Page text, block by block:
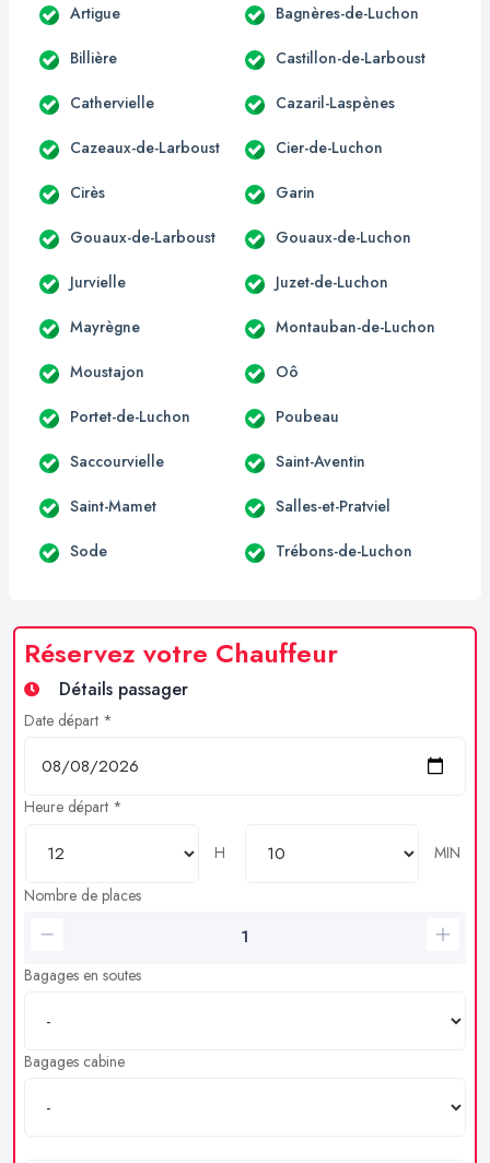
Artigue Bagnères-de-Luchon
Billière Castillon-de-Larboust
Cathervielle Cazaril-Laspènes
Cazeaux-de-Larboust Cier-de-Luchon
Cirès Garin
Gouaux-de-Larboust Gouaux-de-Luchon
Jurvielle Juzet-de-Luchon
Mayrègne Montauban-de-Luchon
Moustajon Oô
Portet-de-Luchon Poubeau
Saccourvielle Saint-Aventin
Saint-Mamet Salles-et-Pratviel
Sode Trébons-de-Luchon
Réservez votre Chauffeur
Détails passager
Date départ *
Heure départ *
H
MIN
Nombre de places
Bagages en soutes
Bagages cabine